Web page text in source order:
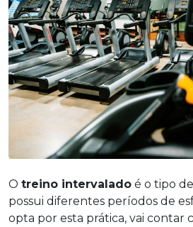
O treino intervalado é o tipo
possui diferentes períodos de
opta por esta prática, vai contar